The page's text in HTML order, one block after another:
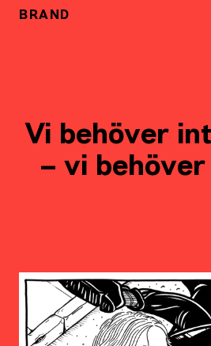
BRAND
Vi behöver
– vi